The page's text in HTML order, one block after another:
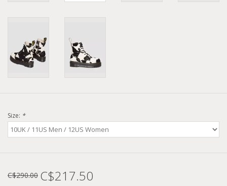
Size: *
C$290.00 C$217.50